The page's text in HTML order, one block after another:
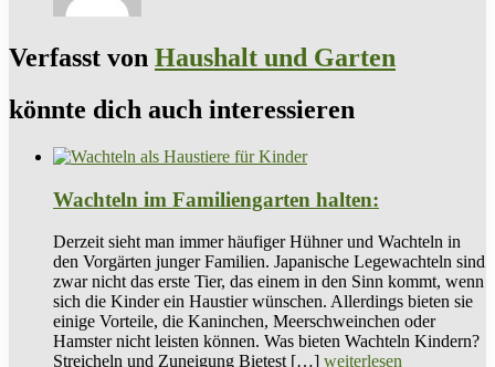
Verfasst von Haushalt und Garten
könnte dich auch interessieren
Wachteln im Familiengarten halten:
Derzeit sieht man immer häufiger Hühner und Wachteln in
den Vorgärten junger Familien. Japanische Legewachteln sind
zwar nicht das erste Tier, das einem in den Sinn kommt, wenn
sich die Kinder ein Haustier wünschen. Allerdings bieten sie
einige Vorteile, die Kaninchen, Meerschweinchen oder
Hamster nicht leisten können. Was bieten Wachteln Kindern?
Streicheln und Zuneigung Bietest […] weiterlesen